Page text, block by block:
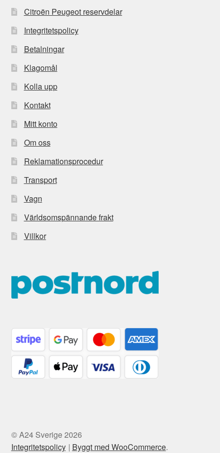
Citroën Peugeot reservdelar
Integritetspolicy
Betalningar
Klagomål
Kolla upp
Kontakt
Mitt konto
Om oss
Reklamationsprocedur
Transport
Vagn
Världsomspännande frakt
Villkor
© A24 Sverige 2026
Integritetspolicy
Byggt med WooCommerce.